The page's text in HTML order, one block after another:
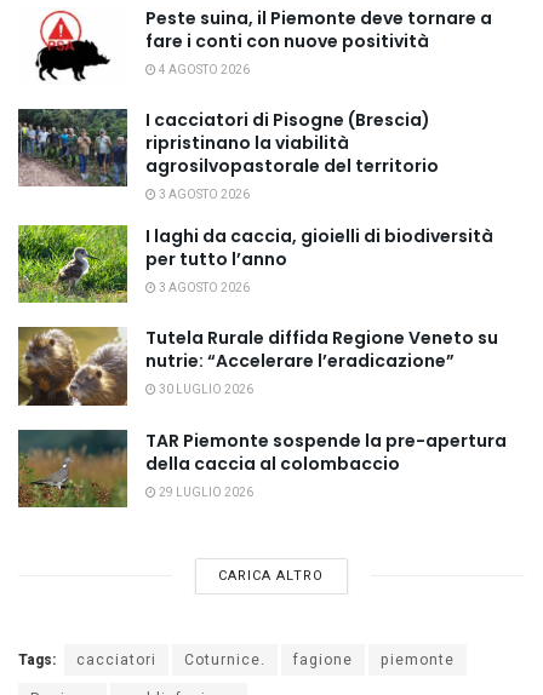
Peste suina, il Piemonte deve tornare a
fare i conti con nuove positività
4 AGOSTO 2026
I cacciatori di Pisogne (Brescia)
ripristinano la viabilità
agrosilvopastorale del territorio
3 AGOSTO 2026
I laghi da caccia, gioielli di biodiversità
per tutto l’anno
3 AGOSTO 2026
Tutela Rurale diffida Regione Veneto su
nutrie: “Accelerare l’eradicazione”
30 LUGLIO 2026
TAR Piemonte sospende la pre-apertura
della caccia al colombaccio
29 LUGLIO 2026
CARICA ALTRO
Tags: cacciatori Coturnice. fagione
piemonte